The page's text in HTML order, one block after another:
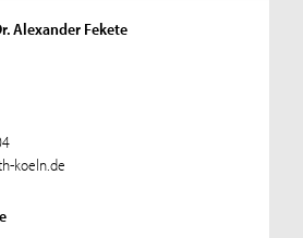
Alexander Fekete
koeln.de